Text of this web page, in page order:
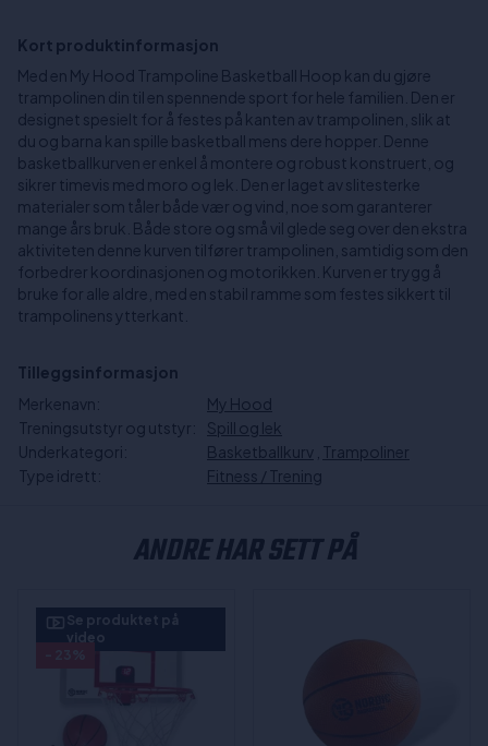
Kort produktinformasjon
Med en My Hood Trampoline Basketball Hoop kan du gjøre
trampolinen din til en spennende sport for hele familien. Den er
designet spesielt for å festes på kanten av trampolinen, slik at
du og barna kan spille basketball mens dere hopper. Denne
basketballkurven er enkel å montere og robust konstruert, og
sikrer timevis med moro og lek. Den er laget av slitesterke
materialer som tåler både vær og vind, noe som garanterer
mange års bruk. Både store og små vil glede seg over den ekstra
aktiviteten denne kurven tilfører trampolinen, samtidig som den
forbedrer koordinasjonen og motorikken. Kurven er trygg å
bruke for alle aldre, med en stabil ramme som festes sikkert til
trampolinens ytterkant.
Tilleggsinformasjon
Merkenavn:
My Hood
Treningsutstyr og utstyr:
Spill og lek
Underkategori:
Basketballkurv Trampoliner
Type idrett:
Fitness / Trening
ANDRE HAR SETT PÅ
Se produktet på
video